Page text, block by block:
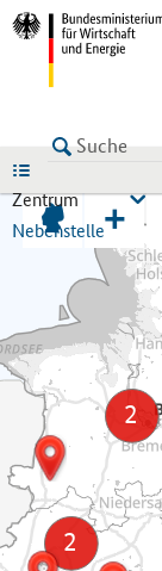
Zentrum
Nebenstelle+